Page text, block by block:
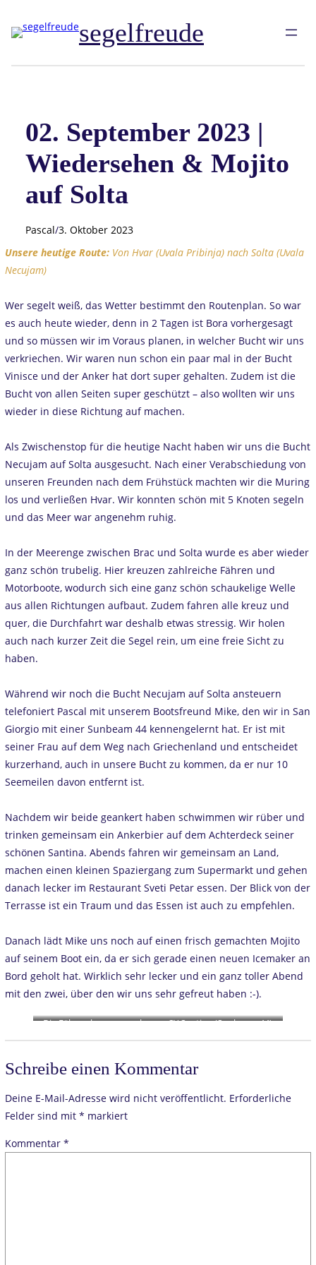
Inhalt
segelfreude
02. September 2023 |
Wiedersehen & Mojito
auf Solta
Pascal/3. Oktober 2023
Unsere heutige Route: Von Hvar (Uvala Pribinja) nach Solta (Uvala
Necujam)
Wer segelt weiß, das Wetter bestimmt den Routenplan. So war
es auch heute wieder, denn in 2 Tagen ist Bora vorhergesagt
und so müssen wir im Voraus planen, in welcher Bucht wir uns
verkriechen. Wir waren nun schon ein paar mal in der Bucht
Vinisce und der Anker hat dort super gehalten. Zudem ist die
Bucht von allen Seiten super geschützt – also wollten wir uns
wieder in diese Richtung auf machen.
Als Zwischenstop für die heutige Nacht haben wir uns die Bucht
Necujam auf Solta ausgesucht. Nach einer Verabschiedung von
unseren Freunden nach dem Frühstück machten wir die Muring
los und verließen Hvar. Wir konnten schön mit 5 Knoten segeln
und das Meer war angenehm ruhig.
In der Meerenge zwischen Brac und Solta wurde es aber wieder
ganz schön trubelig. Hier kreuzen zahlreiche Fähren und
Motorboote, wodurch sich eine ganz schön schaukelige Welle
aus allen Richtungen aufbaut. Zudem fahren alle kreuz und
quer, die Durchfahrt war deshalb etwas stressig. Wir holen
auch nach kurzer Zeit die Segel rein, um eine freie Sicht zu
haben.
Während wir noch die Bucht Necujam auf Solta ansteuern
telefoniert Pascal mit unserem Bootsfreund Mike, den wir in San
Giorgio mit einer Sunbeam 44 kennengelernt hat. Er ist mit
seiner Frau auf dem Weg nach Griechenland und entscheidet
kurzerhand, auch in unsere Bucht zu kommen, da er nur 10
Seemeilen davon entfernt ist.
Nachdem wir beide geankert haben schwimmen wir rüber und
trinken gemeinsam ein Ankerbier auf dem Achterdeck seiner
schönen Santina. Abends fahren wir gemeinsam an Land,
machen einen kleinen Spaziergang zum Supermarkt und gehen
danach lecker im Restaurant Sveti Petar essen. Der Blick von der
Terrasse ist ein Traum und das Essen ist auch zu empfehlen.
Danach lädt Mike uns noch auf einen frisch gemachten Mojito
auf seinem Boot ein, da er sich gerade einen neuen Icemaker an
Bord geholt hat. Wirklich sehr lecker und ein ganz toller Abend
mit den zwei, über den wir uns sehr gefreut haben :-).
Die Fähren kommen sehr
nah
SY Santina (Sunbeam 44)
von unserem Freund Mike
Schreibe einen Kommentar
Deine E-Mail-Adresse wird nicht veröffentlicht. Erforderliche
Felder sind mit* markiert
Kommentar*